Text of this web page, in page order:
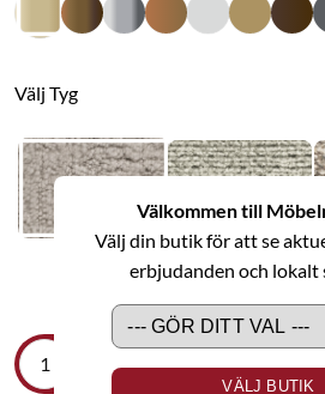
Välkommen till
Välj din butik för att se
erbjudanden och
VÄLJ BUTIK
Välj Tyg
LÄGG I